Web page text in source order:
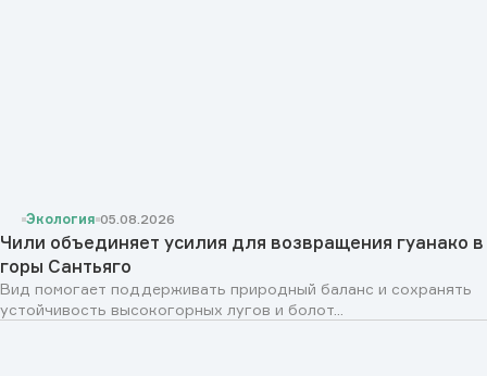
Экология 05.08.2026
Чили объединяет усилия для возвращения гуанако в
горы Сантьяго
Вид помогает поддерживать природный баланс и сохранять
устойчивость высокогорных лугов и болот...